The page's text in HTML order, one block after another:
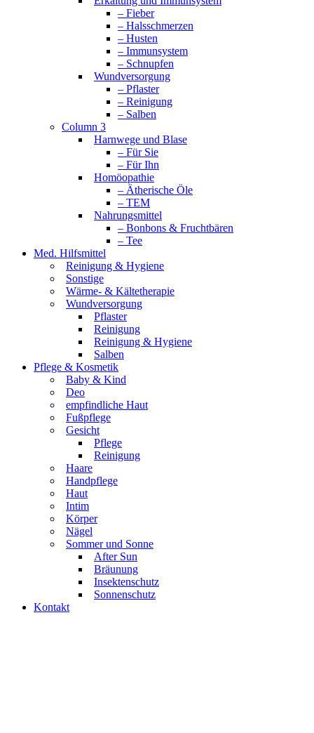
– Fieber
– Halsschmerzen
– Husten
– Immunsystem
– Schnupfen
Wundversorgung
– Pflaster
– Reinigung
– Salben
Column 3
Harnwege und Blase
– Für Sie
– Für Ihn
Homöopathie
– Ätherische Öle
– TEM
Nahrungsmittel
– Bonbons & Fruchtbären
– Tee
Med. Hilfsmittel
Reinigung & Hygiene
Sonstige
Wärme- & Kältetherapie
Wundversorgung
Pflaster
Reinigung
Reinigung & Hygiene
Salben
Pflege & Kosmetik
Baby & Kind
Deo
empfindliche Haut
Fußpflege
Gesicht
Pflege
Reinigung
Haare
Handpflege
Haut
Intim
Körper
Nägel
Sommer und Sonne
After Sun
Bräunung
Insektenschutz
Sonnenschutz
Kontakt